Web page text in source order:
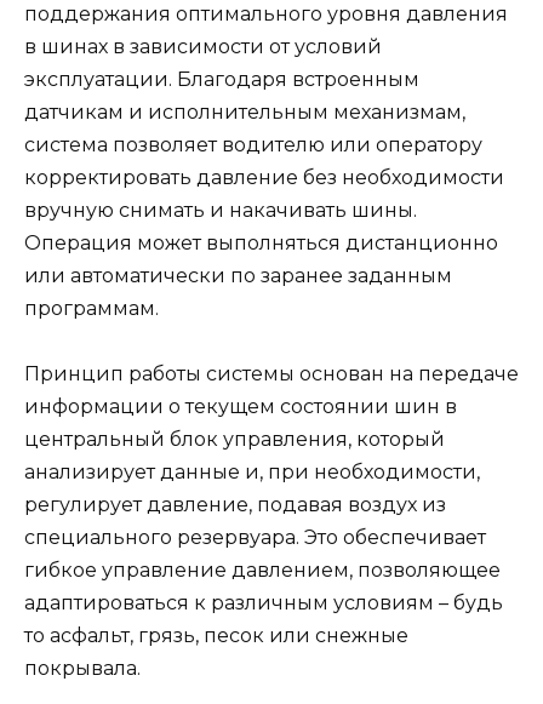
поддержания оптимального уровня давления
в шинах в зависимости от условий
эксплуатации. Благодаря встроенным
датчикам и исполнительным механизмам,
система позволяет водителю или оператору
корректировать давление без необходимости
вручную снимать и накачивать шины.
Операция может выполняться дистанционно
или автоматически по заранее заданным
программам.
Принцип работы системы основан на передаче
информации о текущем состоянии шин в
центральный блок управления, который
анализирует данные и, при необходимости,
регулирует давление, подавая воздух из
специального резервуара. Это обеспечивает
гибкое управление давлением, позволяющее
адаптироваться к различным условиям – будь
то асфальт, грязь, песок или снежные
покрывала.